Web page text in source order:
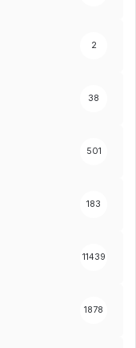
2
38
501
183
11439
1878